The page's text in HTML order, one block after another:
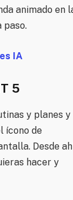
animado en
paso.
IA
5
y planes y
ícono de
Desde
hacer y